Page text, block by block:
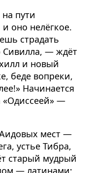
пути
оно нелёгкое.
страдать
— ждёт
и новый
беде вопреки,
Начинается
«Одиссеей» —
мест —
устье Тибра,
старый мудрый
— латинами;